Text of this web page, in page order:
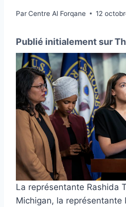
ParCentre Al Forqane 12
Publié initialement sur
La représentante Rashida
Michigan, la représentante